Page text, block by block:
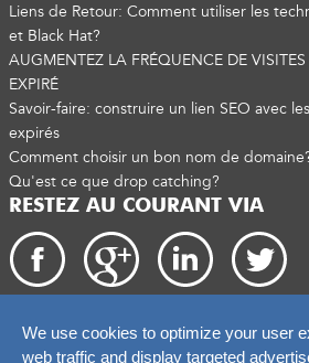
Liens de Retour: Comment utiliser les
et Black Hat?
AUGMENTEZ LA FRÉQUENCE DE
EXPIRÉ
Savoir-faire: construire un lien SEO avec
expirés
Comment choisir un bon nom de
Qu'est ce que drop catching?
RESTEZ AU COURANT VIA
Droits d'auteur 2026. catchtiger.com
We use cookies to optimize your user
web traffic and display targeted